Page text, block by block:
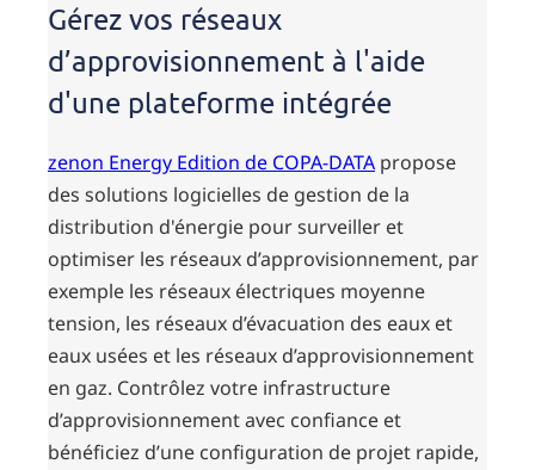
Gérez vos réseaux
d’approvisionnement à l'aide
d'une plateforme intégrée
zenon Energy Edition de COPA-DATA propose
des solutions logicielles de gestion de la
distribution d'énergie pour surveiller et
optimiser les réseaux d’approvisionnement, par
exemple les réseaux électriques moyenne
tension, les réseaux d’évacuation des eaux et
eaux usées et les réseaux d’approvisionnement
en gaz. Contrôlez votre infrastructure
d’approvisionnement avec confiance et
bénéficiez d’une configuration de projet rapide,